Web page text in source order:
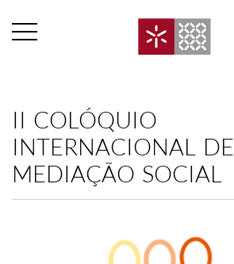
II COLÓQUIO
INTERNACIONAL DE
MEDIAÇÃO SOCIAL